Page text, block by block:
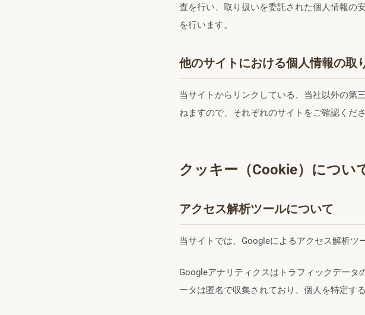
査を行い、取り扱いを委託された個人情報の
を行います。
他のサイトにおける個人情報の取
当サイトからリンクしている、当社以外の第
ねますので、それぞれのサイトをご確認くださ
クッキー（Cookie）につい
アクセス解析ツールについて
当サイトでは、Googleによるアクセス解析ツ
Googleアナリティクスはトラフィックデー
ータは匿名で収集されており、個人を特定す